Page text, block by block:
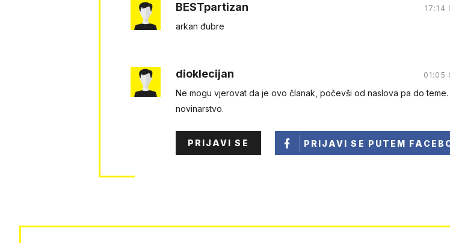
BESTpartizan 17:14
arkan đubre
dioklecijan 01:05
Ne mogu vjerovat da je ovo članak, počevši od naslova pa do
novinarstvo.
PRIJAVI SE PRIJAVI SE PUTEM